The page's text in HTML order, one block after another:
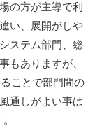
の方が主導で利
い、展開がしや
ステム部門、総
もありますが、
ことで部門間の
通しがよい事は